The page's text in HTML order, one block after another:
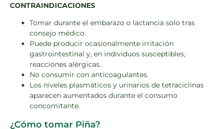
CONTRAINDICACIONES
Tomar durante el embarazo o lactancia solo tras
consejo médico.
Puede producir ocasionalmente irritación
gastrointestinal y, en individuos susceptibles,
reacciones alérgicas.
No consumir con anticoagulantes.
Los niveles plasmáticos y urinarios de tetraciclinas
aparecen aumentados durante el consumo
concomitante.
¿Cómo tomar Piña?